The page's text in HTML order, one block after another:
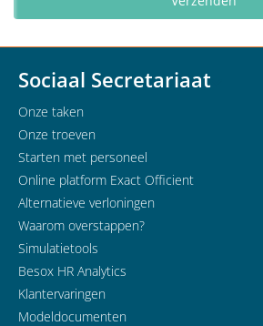
Sociaal Secretariaat
Onze taken
Onze troeven
Starten met personeel
Online platform Exact Officient
Alternatieve verloningen
Waarom overstappen?
Simulatietools
Besox HR Analytics
Klantervaringen
Modeldocumenten